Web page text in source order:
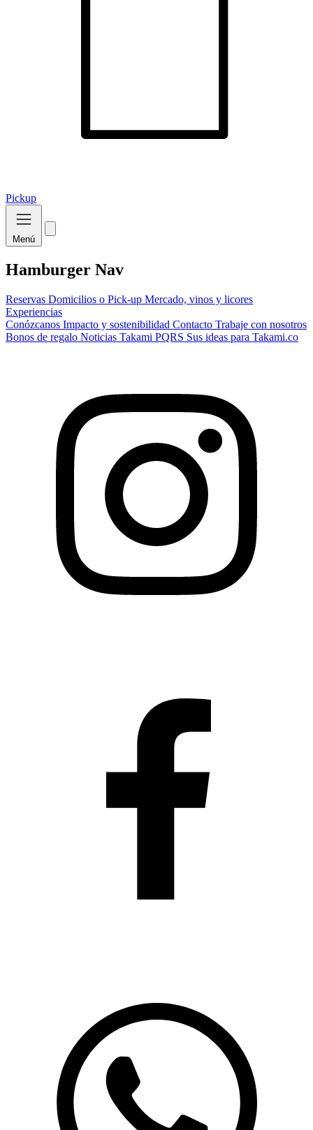
Pickup
Menú
Hamburger Nav
Reservas Domicilios o Pick-up Mercado, vinos y licores
Experiencias
Conózcanos Impacto y sostenibilidad Contacto Trabaje con nosotros
Bonos de regalo Noticias Takami PQRS Sus ideas para Takami.co